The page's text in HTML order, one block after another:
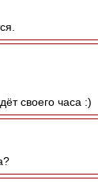
своего часа :)